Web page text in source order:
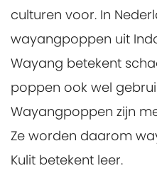
culturen voor. In
wayangpoppen uit
Wayang betekent
poppen ook wel
Wayangpoppen zijn
Ze worden daarom
Kulit betekent leer.